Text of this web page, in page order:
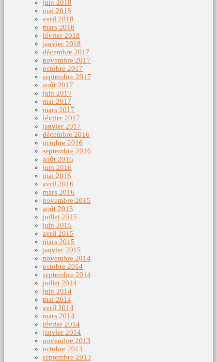
juin 2018
mai 2018
avril 2018
mars 2018
février 2018
janvier 2018
décembre 2017
novembre 2017
octobre 2017
septembre 2017
août 2017
juin 2017
mai 2017
mars 2017
février 2017
janvier 2017
décembre 2016
octobre 2016
septembre 2016
août 2016
juin 2016
mai 2016
avril 2016
mars 2016
novembre 2015
août 2015
juillet 2015
juin 2015
avril 2015
mars 2015
janvier 2015
novembre 2014
octobre 2014
septembre 2014
juillet 2014
juin 2014
mai 2014
avril 2014
mars 2014
février 2014
janvier 2014
novembre 2013
octobre 2013
septembre 2013